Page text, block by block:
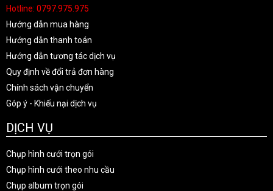
Hotline: 0797.975.975
Hướng dẫn mua hàng
Hướng dẫn thanh toán
Hướng dẫn tương tác dịch vụ
Quy định về đổi trả đơn hàng
Chính sách vận chuyển
Góp ý - Khiếu nại dịch vụ
DỊCH VỤ
Chụp hình cưới trọn gói
Chụp hình cưới theo nhu cầu
Chụp album trọn gói